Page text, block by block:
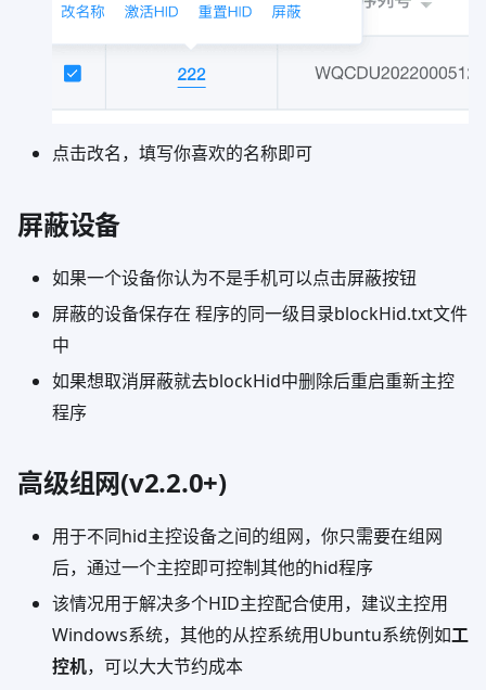
点击改名，填写你喜欢的名称即可
屏蔽设备
如果一个设备你认为不是手机可以点击屏蔽按钮
屏蔽的设备保存在 程序的同一级目录blockHid.txt文件
中
如果想取消屏蔽就去blockHid中删除后重启重新主控
程序
高级组网(v2.2.0+)
用于不同hid主控设备之间的组网，你只需要在组网
后，通过一个主控即可控制其他的hid程序
该情况用于解决多个HID主控配合使用，建议主控用
Windows系统，其他的从控系统用Ubuntu系统例如工
控机，可以大大节约成本